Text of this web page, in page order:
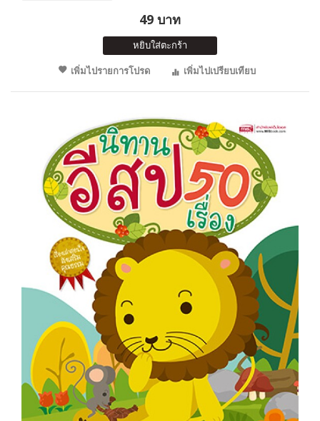
49 บาท
หยิบใส่ตะกร้า
เพิ่มไปรายการโปรด
เพิ่มไปเปรียบเทียบ